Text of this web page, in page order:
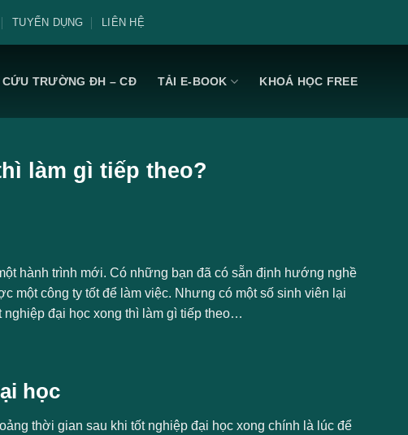
TUYỂN DỤNG LIÊN HỆ
CỨU TRƯỜNG ĐH – CĐ TẢI E-BOOK KHOÁ HỌC FREE
làm gì tiếp theo?
hành trình mới. Có những bạn đã có sẵn định hướng nghề
một công ty tốt để làm việc. Nhưng có một số sinh viên lại
đại học xong thì làm gì tiếp theo…
học
thời gian sau khi tốt nghiệp đại học xong chính là lúc để